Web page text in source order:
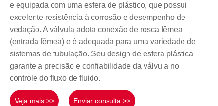
e equipada com uma esfera de plástico, que possui
excelente resistência à corrosão e desempenho de
vedação. A válvula adota conexão de rosca fêmea
(entrada fêmea) e é adequada para uma variedade de
sistemas de tubulação. Seu design de esfera plástica
garante a precisão e confiabilidade da válvula no
controle do fluxo de fluido.
Veja mais >> Enviar consulta >>